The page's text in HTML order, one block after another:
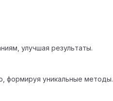
улучшая результаты.
формируя уникальные методы.